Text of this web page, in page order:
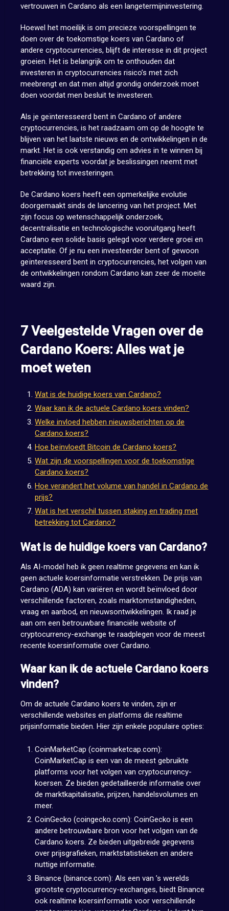
vertrouwen in Cardano als een langetermijninvestering.
Hoewel het moeilijk is om precieze voorspellingen te
doen over de toekomstige koers van Cardano of
andere cryptocurrencies, blijft de interesse in dit project
groeien. Het is belangrijk om te onthouden dat
investeren in cryptocurrencies risico’s met zich
meebrengt en dat men altijd grondig onderzoek moet
doen voordat men besluit te investeren.
Als je geïnteresseerd bent in Cardano of andere
cryptocurrencies, is het raadzaam om op de hoogte te
blijven van het laatste nieuws en de ontwikkelingen in de
markt. Het is ook verstandig om advies in te winnen bij
financiële experts voordat je beslissingen neemt met
betrekking tot investeringen.
De Cardano koers heeft een opmerkelijke evolutie
doorgemaakt sinds de lancering van het project. Met
zijn focus op wetenschappelijk onderzoek,
decentralisatie en technologische vooruitgang heeft
Cardano een solide basis gelegd voor verdere groei en
acceptatie. Of je nu een investeerder bent of gewoon
geïnteresseerd bent in cryptocurrencies, het volgen van
de ontwikkelingen rondom Cardano kan zeer de moeite
waard zijn.
7 Veelgestelde Vragen over de
Cardano Koers: Alles wat je
moet weten
Wat is de huidige koers van Cardano?
Waar kan ik de actuele Cardano koers vinden?
Welke invloed hebben nieuwsberichten op de
Cardano koers?
Hoe beïnvloedt Bitcoin de Cardano koers?
Wat zijn de voorspellingen voor de toekomstige
Cardano koers?
Hoe verandert het volume van handel in Cardano de
prijs?
Wat is het verschil tussen staking en trading met
betrekking tot Cardano?
Wat is de huidige koers van Cardano?
Als AI-model heb ik geen realtime gegevens en kan ik
geen actuele koersinformatie verstrekken. De prijs van
Cardano (ADA) kan variëren en wordt beïnvloed door
verschillende factoren, zoals marktomstandigheden,
vraag en aanbod, en nieuwsontwikkelingen. Ik raad je
aan om een betrouwbare financiële website of
cryptocurrency-exchange te raadplegen voor de meest
recente koersinformatie over Cardano.
Waar kan ik de actuele Cardano koers
vinden?
Om de actuele Cardano koers te vinden, zijn er
verschillende websites en platforms die realtime
prijsinformatie bieden. Hier zijn enkele populaire opties:
CoinMarketCap (coinmarketcap.com):
CoinMarketCap is een van de meest gebruikte
platforms voor het volgen van cryptocurrency-
koersen. Ze bieden gedetailleerde informatie over
de marktkapitalisatie, prijzen, handelsvolumes en
meer.
CoinGecko (coingecko.com): CoinGecko is een
andere betrouwbare bron voor het volgen van de
Cardano koers. Ze bieden uitgebreide gegevens
over prijsgrafieken, marktstatistieken en andere
nuttige informatie.
Binance (binance.com): Als een van ’s werelds
grootste cryptocurrency-exchanges, biedt Binance
ook realtime koersinformatie voor verschillende